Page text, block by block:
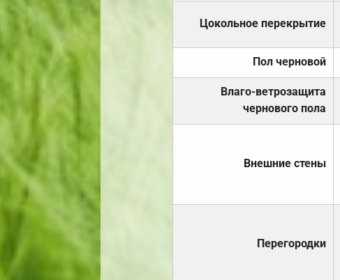
Цокольное перекрытие
Пол черновой
Влаго-ветрозащита
чернового пола
Внешние стены
Перегородки